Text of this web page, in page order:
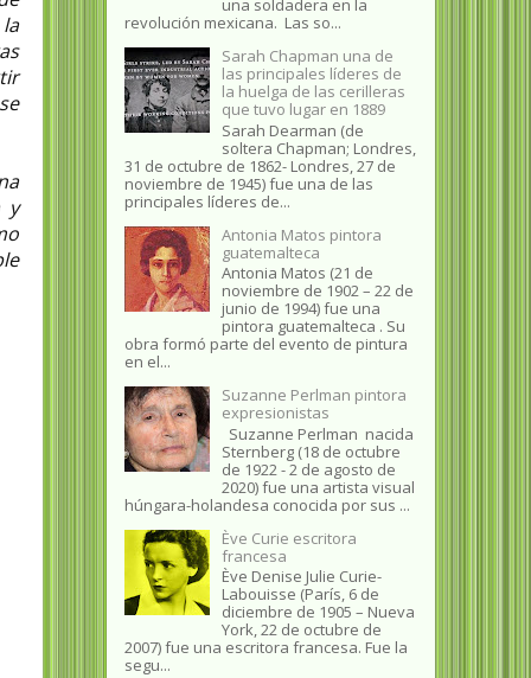
y
una soldadera en la
revolución mexicana. Las so...
Sarah Chapman una de
las principales líderes de
la huelga de las cerilleras
que tuvo lugar en 1889
Sarah Dearman (de
soltera Chapman; Londres,
31 de octubre de 1862​- Londres, 27 de
noviembre de 1945)​ fue una de las
principales líderes de...
Antonia Matos pintora
guatemalteca
Antonia Matos (21 de
noviembre de 1902 – 22 de
junio de 1994) fue una
pintora guatemalteca . Su
obra formó parte del evento de pintura
en el...
Suzanne Perlman pintora
expresionistas
Suzanne Perlman nacida
Sternberg (18 de octubre
de 1922 - 2 de agosto de
2020) fue una artista visual
húngara-holandesa conocida por sus ...
Ève Curie escritora
francesa
Ève Denise Julie Curie-
Labouisse (París, 6 de
diciembre de 1905 – Nueva
York, 22 de octubre de
2007) fue una escritora francesa. Fue la
segu...